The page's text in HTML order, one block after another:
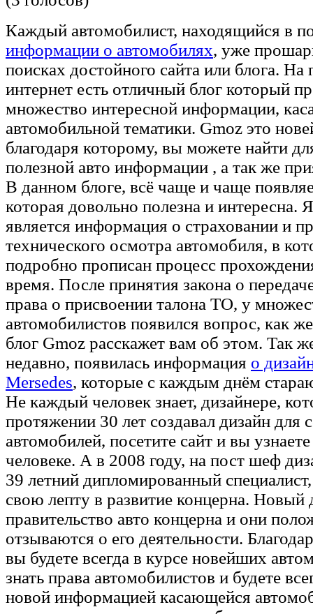
Каждый автомобилист, находящийся в
информации о автомобилях, уже
поисках достойного сайта или блога. На
интернет есть отличный блог который
множество интересной информации,
автомобильной тематики. Gmoz это
благодаря которому, вы можете найти
полезной авто информации , а так же
В данном блоге, всё чаще и чаще
которая довольно полезна и
является информация о страховании и
технического осмотра автомобиля, в
подробно прописан процесс
время. После принятия закона о
права о присвоении талона ТО, у
автомобилистов появился вопрос, как
блог Gmoz расскажет вам об этом. Так
недавно, появилась информация о
Mersedes, которые с каждым днём
Не каждый человек знает, дизайнере,
протяжении 30 лет создавал дизайн для
автомобилей, посетите сайт и вы
человеке. А в 2008 году, на пост шеф
39 летний дипломированный
свою лепту в развитие концерна. Новый
правительство авто концерна и они
отзываются о его деятельности.
вы будете всегда в курсе новейших
знать права автомобилистов и будете
новой информацией касающейся